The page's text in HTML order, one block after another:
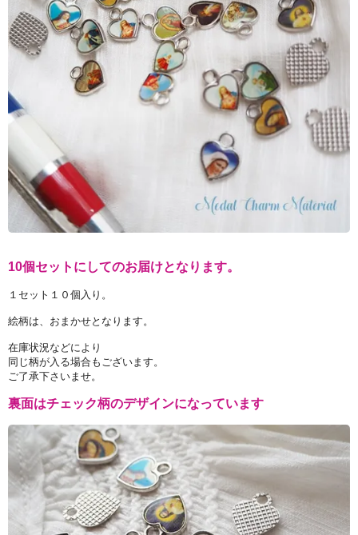
10個セットにしてのお届けとなります。
１セット１０個入り。
絵柄は、おまかせとなります。
在庫状況などにより
同じ柄が入る場合もございます。
ご了承下さいませ。
裏面はチェック柄のデザインになっています